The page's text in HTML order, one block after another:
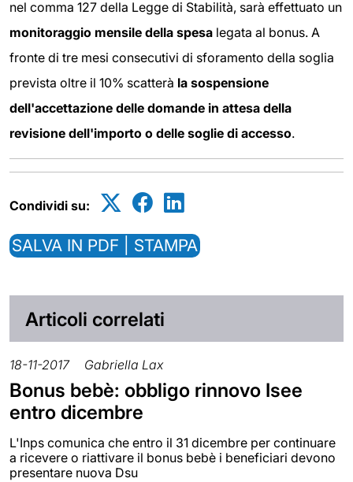
nel comma 127 della Legge di Stabilità, sarà effettuato un
monitoraggio mensile della spesa legata al bonus. A
fronte di tre mesi consecutivi di sforamento della soglia
prevista oltre il 10% scatterà la sospensione
dell'accettazione delle domande in attesa della
revisione dell'importo o delle soglie di accesso.
Condividi su:
SALVA IN PDF | STAMPA
Articoli correlati
18-11-2017 Gabriella Lax
Bonus bebè: obbligo rinnovo Isee
entro dicembre
L'Inps comunica che entro il 31 dicembre per continuare
a ricevere o riattivare il bonus bebè i beneficiari devono
presentare nuova Dsu